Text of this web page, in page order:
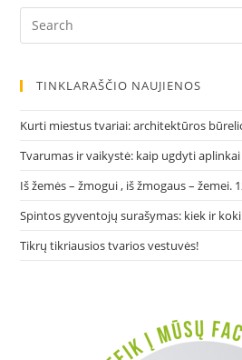
TINKLARAŠČIO NAUJIENOS
Kurti miestus tvariai: architektūros
Tvarumas ir vaikystė: kaip ugdyti
Iš žemės – žmogui , iš žmogaus –
Spintos gyventojų surašymas: kiek ir
Tikrų tikriausios tvarios vestuvės!